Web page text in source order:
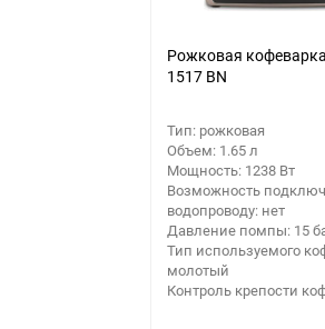
Рожковая
1517 BN
Тип: рожковая
Объем: 1.65 л
Мощность: 1238 Вт
Возможность
водопроводу: нет
Давление помпы: 15
Тип используемого
молотый
Контроль крепости